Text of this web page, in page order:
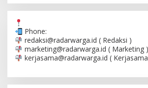
Phone:
redaksi@radarwarga.id ( Redaksi )
marketing@radarwarga.id ( Marketing )
kerjasama@radarwarga.id (